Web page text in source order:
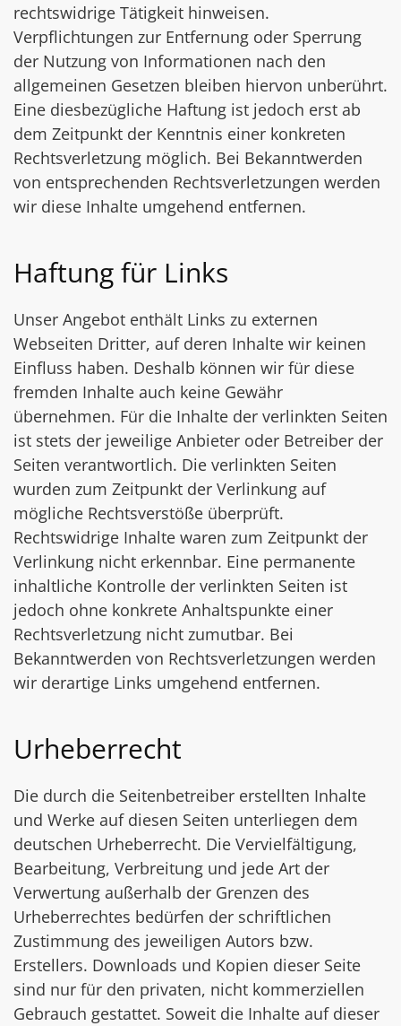
rechtswidrige Tätigkeit hinweisen.
Verpflichtungen zur Entfernung oder Sperrung
der Nutzung von Informationen nach den
allgemeinen Gesetzen bleiben hiervon unberührt.
Eine diesbezügliche Haftung ist jedoch erst ab
dem Zeitpunkt der Kenntnis einer konkreten
Rechtsverletzung möglich. Bei Bekanntwerden
von entsprechenden Rechtsverletzungen werden
wir diese Inhalte umgehend entfernen.
Haftung für Links
Unser Angebot enthält Links zu externen
Webseiten Dritter, auf deren Inhalte wir keinen
Einfluss haben. Deshalb können wir für diese
fremden Inhalte auch keine Gewähr
übernehmen. Für die Inhalte der verlinkten Seiten
ist stets der jeweilige Anbieter oder Betreiber der
Seiten verantwortlich. Die verlinkten Seiten
wurden zum Zeitpunkt der Verlinkung auf
mögliche Rechtsverstöße überprüft.
Rechtswidrige Inhalte waren zum Zeitpunkt der
Verlinkung nicht erkennbar. Eine permanente
inhaltliche Kontrolle der verlinkten Seiten ist
jedoch ohne konkrete Anhaltspunkte einer
Rechtsverletzung nicht zumutbar. Bei
Bekanntwerden von Rechtsverletzungen werden
wir derartige Links umgehend entfernen.
Urheberrecht
Die durch die Seitenbetreiber erstellten Inhalte
und Werke auf diesen Seiten unterliegen dem
deutschen Urheberrecht. Die Vervielfältigung,
Bearbeitung, Verbreitung und jede Art der
Verwertung außerhalb der Grenzen des
Urheberrechtes bedürfen der schriftlichen
Zustimmung des jeweiligen Autors bzw.
Erstellers. Downloads und Kopien dieser Seite
sind nur für den privaten, nicht kommerziellen
Gebrauch gestattet. Soweit die Inhalte auf dieser